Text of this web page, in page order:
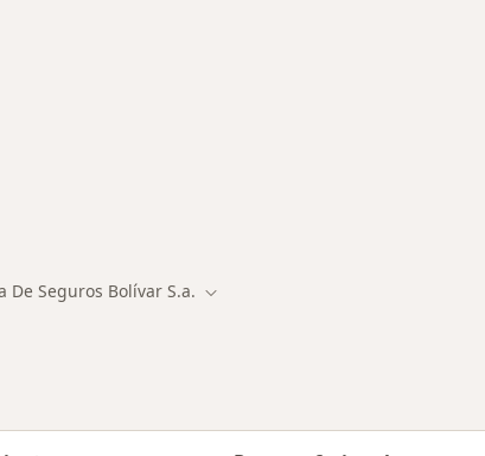
De Seguros Bolívar S.a. Cambiar de ciudad